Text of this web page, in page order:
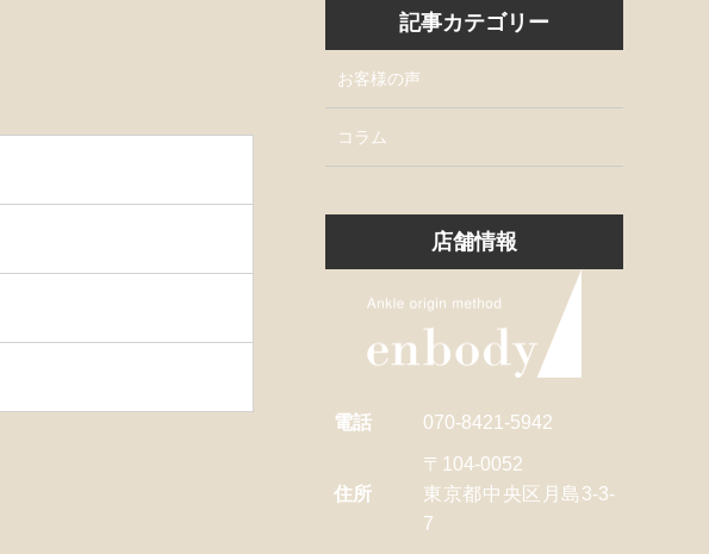
記事カテゴリー
お客様の声
コラム
店舗情報
電話 070-8421-5942
住所
〒104-0052
東京都中央区月島3-3-
7